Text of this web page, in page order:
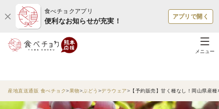
食べチョクアプリ
便利なお知らせが充実！
アプリで開く
メニュー
産地直送通販 食べチョク 果物 ぶどう デラウェア 【予約販売】甘く種なし！岡山県産